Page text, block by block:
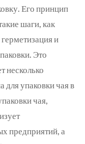
Его принцип
шаги, как
и
Это
несколько
упаковки чая в
чая,
предприятий, а